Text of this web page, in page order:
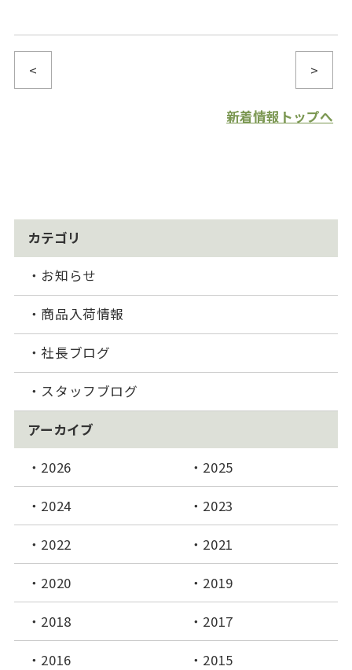
< >
新着情報トップへ
カテゴリ
お知らせ
商品入荷情報
社長ブログ
スタッフブログ
アーカイブ
2026
2025
2024 2023
2022 2021
2020 2019
2018 2017
2016 2015